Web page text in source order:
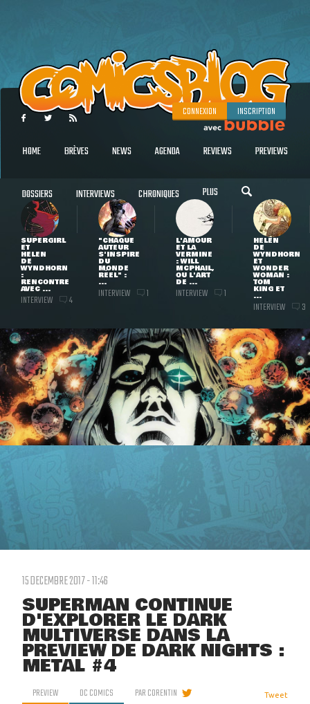
CONNEXION INSCRIPTION
HOME BRÈVES NEWS AGENDA REVIEWS PREVIEWS
DOSSIERS INTERVIEWS CHRONIQUES PLUS
SUPERGIRL
ET
HELEN
DE
WYNDHORN
:
RENCONTRE
AVEC ...
INTERVIEW 4
"CHAQUE
AUTEUR
S'INSPIRE
DU
MONDE
RÉEL" :
...
INTERVIEW 1
L'AMOUR
ET LA
VERMINE
: WILL
MCPHAIL,
OU L'ART
DE ...
INTERVIEW 1
HELEN
DE
WYNDHORN
ET
WONDER
WOMAN :
TOM
KING ET
...
INTERVIEW 3
15 DECEMBRE 2017 - 11:46
SUPERMAN CONTINUE
D'EXPLORER LE DARK
MULTIVERSE DANS LA
PREVIEW DE DARK NIGHTS :
METAL #4
PREVIEW DC COMICS PARCORENTIN Tweet